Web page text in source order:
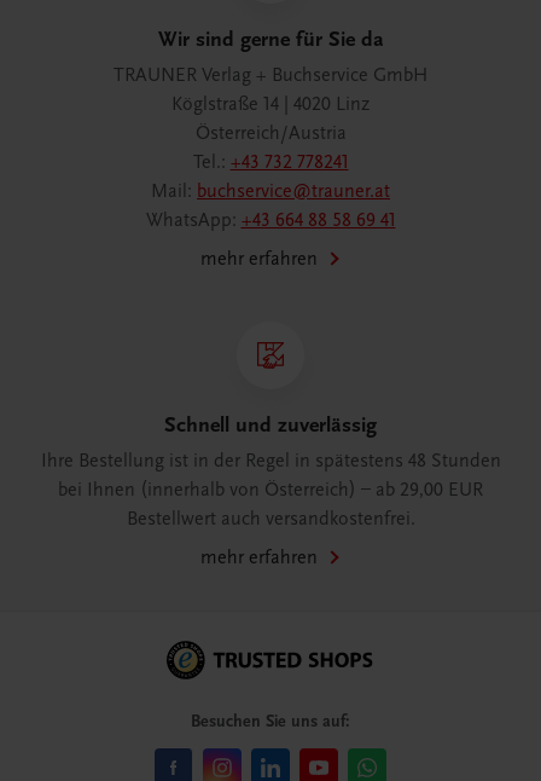
Wir sind gerne für Sie da
TRAUNER Verlag + Buchservice GmbH
Köglstraße 14 | 4020 Linz
Österreich/Austria
Tel.: +43 732 778241
Mail: buchservice@trauner.at
WhatsApp: +43 664 88 58 69 41
mehr erfahren
Schnell und zuverlässig
Ihre Bestellung ist in der Regel in spätestens 48 Stunden
bei Ihnen (innerhalb von Österreich) – ab 29,00 EUR
Bestellwert auch versandkostenfrei.
mehr erfahren
Besuchen Sie uns auf: